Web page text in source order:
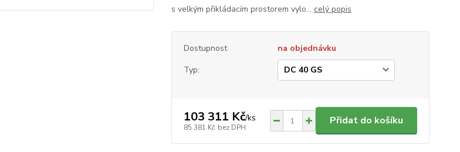
s velkým přikládacím prostorem vylo... celý popis
Dostupnost
na objednávku
Typ:
103 311 Kč/ks
85 381 Kč bez DPH
Přidat do košíku